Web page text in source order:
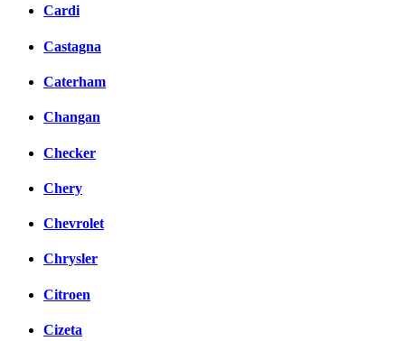
Cardi
Castagna
Caterham
Changan
Checker
Chery
Chevrolet
Chrysler
Citroen
Cizeta